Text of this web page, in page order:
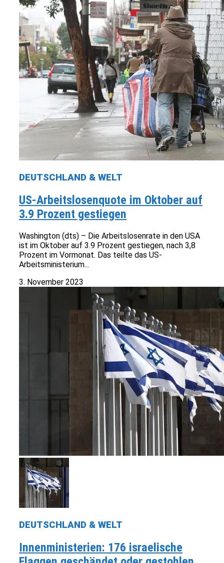
DEUTSCHLAND & WELT
US-Arbeitslosenquote im Oktober auf
3.9 Prozent gestiegen
Washington (dts) – Die Arbeitslosenrate in den USA
ist im Oktober auf 3.9 Prozent gestiegen, nach 3,8
Prozent im Vormonat. Das teilte das US-
Arbeitsministerium...
3. November 2023
DEUTSCHLAND & WELT
Innenministerien: 176 israelische